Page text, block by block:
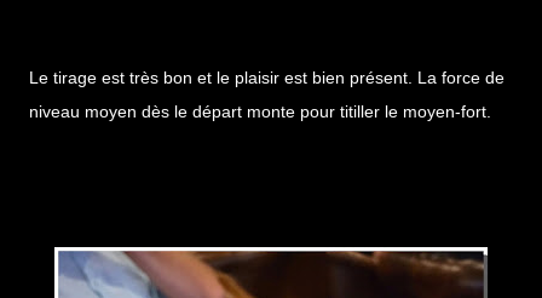
Le tirage est très bon et le plaisir est bien présent. La force de
niveau moyen dès le départ monte pour titiller le moyen-fort.